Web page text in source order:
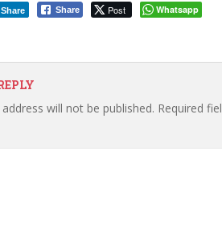
Share Post
Share Whatsapp
will not be published. Required